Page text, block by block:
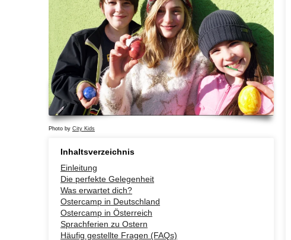
Photo by City Kids
Inhaltsverzeichnis
Einleitung
Die perfekte Gelegenheit
Was erwartet dich?
Ostercamp in Deutschland
Ostercamp in Österreich
Sprachferien zu Ostern
Häufig gestellte Fragen (FAQs)